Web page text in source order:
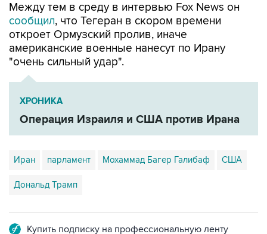
Между тем в среду в интервью Fox News он
сообщил, что Тегеран в скором времени
откроет Ормузский пролив, иначе
американские военные нанесут по Ирану
"очень сильный удар".
ХРОНИКА
Операция Израиля и США против Ирана
Иран парламент Мохаммад Багер Галибаф США
Дональд Трамп
Купить подписку на профессиональную ленту